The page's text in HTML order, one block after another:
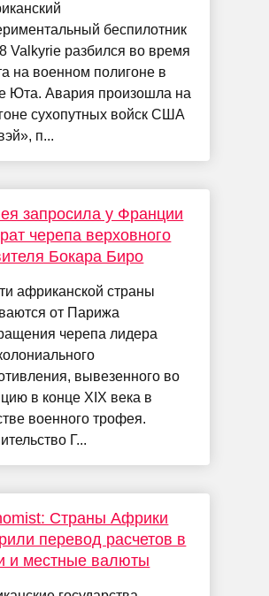
беспилотник
Valkyrie разбился во время
на военном полигоне в
Юта. Авария произошла на
сухопутных войск США
п...
запросила у Франции
черепа верховного
Бокара Биро
африканской страны
от Парижа
черепа лидера
вывезенного во
в конце XIX века в
военного трофея.
Г...
Cтраны Африки
перевод расчетов в
и местные валюты